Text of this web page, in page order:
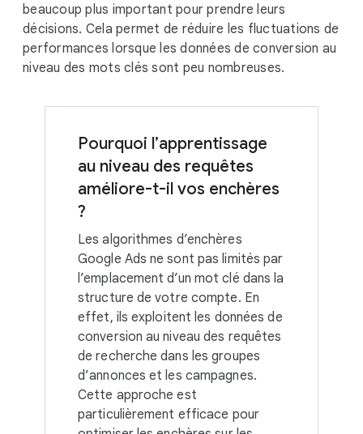
beaucoup plus important pour prendre leurs
décisions. Cela permet de réduire les fluctuations de
performances lorsque les données de conversion au
niveau des mots clés sont peu nombreuses.
Pourquoi l’apprentissage
au niveau des requêtes
améliore-t-il vos enchères
?
Les algorithmes d’enchères
Google Ads ne sont pas limités par
l’emplacement d’un mot clé dans la
structure de votre compte. En
effet, ils exploitent les données de
conversion au niveau des requêtes
de recherche dans les groupes
d’annonces et les campagnes.
Cette approche est
particulièrement efficace pour